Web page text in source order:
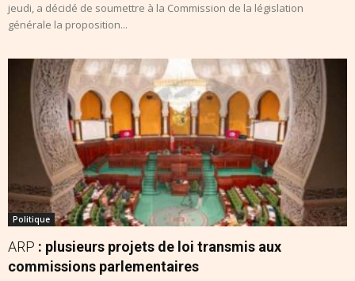
jeudi, a décidé de soumettre à la Commission de la législation
générale la proposition...
Politique
ARP : plusieurs projets de loi transmis aux
commissions parlementaires